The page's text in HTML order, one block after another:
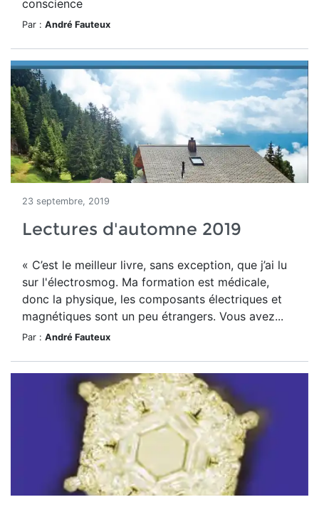
conscience
Par : André Fauteux
23 septembre, 2019
Lectures d'automne 2019
« C’est le meilleur livre, sans exception, que j’ai lu
sur l'électrosmog. Ma formation est médicale,
donc la physique, les composants électriques et
magnétiques sont un peu étrangers. Vous avez...
Par : André Fauteux